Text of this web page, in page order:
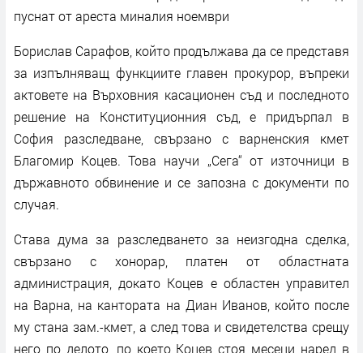
пуснат от ареста миналия ноември
Борислав Сарафов, който продължава да се представя
за изпълняващ функциите главен прокурор, въпреки
актовете на Върховния касационен съд и последното
решение на Конституционния съд, е придърпал в
София разследване, свързано с варненския кмет
Благомир Коцев. Това научи „Сега“ от източници в
държавното обвинение и се запозна с документи по
случая.
Става дума за разследването за неизгодна сделка,
свързано с хонорар, платен от областната
администрация, докато Коцев е областен управител
на Варна, на кантората на Диан Иванов, който после
му стана зам.-кмет, а след това и свидетелства срещу
него по делото, по което Коцев стоя месеци наред в